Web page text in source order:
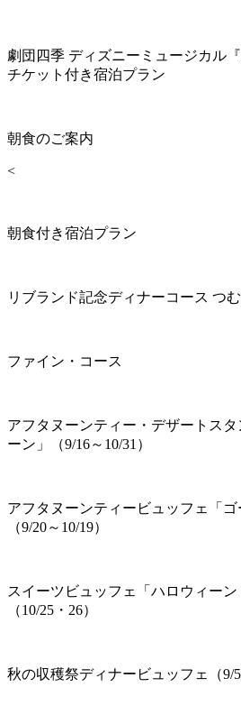
劇団四季 ディズニーミュージカル
チケット付き宿泊プラン
朝食のご案内
<
朝食付き宿泊プラン
リブランド記念ディナーコース つ
ファイン・コース
アフタヌーンティー・デザートス
ーン」（9/16～10/31）
アフタヌーンティービュッフェ「ゴ
（9/20～10/19）
スイーツビュッフェ「ハロウィーン
（10/25・26）
秋の収穫祭ディナービュッフェ（9/5